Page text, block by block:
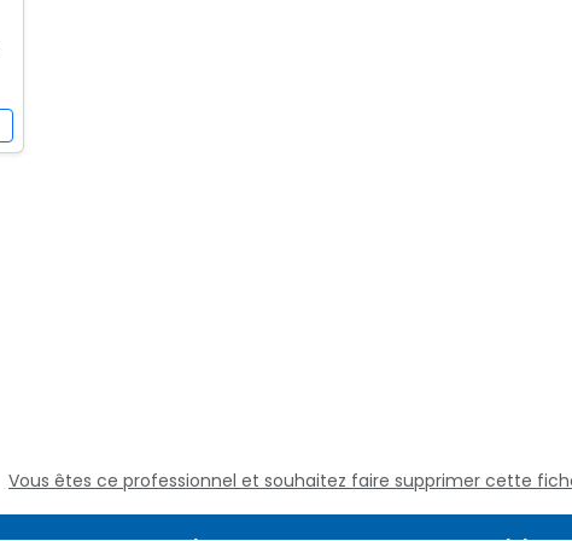
Vous êtes ce professionnel et souhaitez faire supprimer cette